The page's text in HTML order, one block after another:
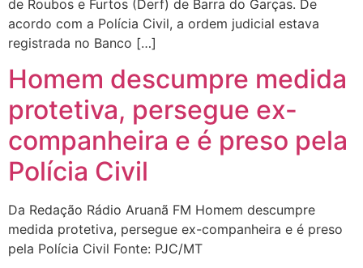
de Roubos e Furtos (Derf) de Barra do Garças. De
acordo com a Polícia Civil, a ordem judicial estava
registrada no Banco […]
Homem descumpre medida
protetiva, persegue ex-
companheira e é preso pela
Polícia Civil
Da Redação Rádio Aruanã FM Homem descumpre
medida protetiva, persegue ex-companheira e é preso
pela Polícia Civil Fonte: PJC/MT